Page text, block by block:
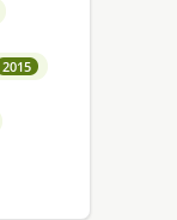
2015